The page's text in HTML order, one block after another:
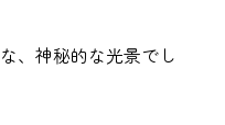
、神秘的な光景でし